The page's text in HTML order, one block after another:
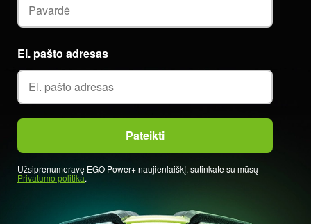
El. pašto adresas
Užsiprenumeravę EGO Power+ naujienlaiškį, sutinkate su mūsų
Privatumo politika.